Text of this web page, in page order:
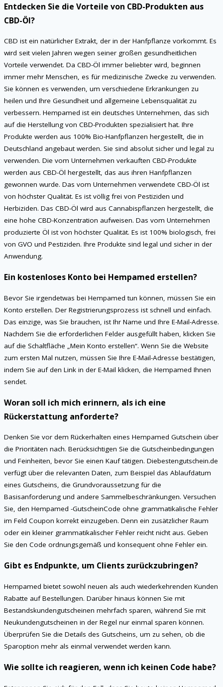
Entdecken Sie die Vorteile von CBD-Produkten aus
CBD-Öl?
CBD ist ein natürlicher Extrakt, der in der Hanfpflanze vorkommt. Es
wird seit vielen Jahren wegen seiner großen gesundheitlichen
Vorteile verwendet. Da CBD-Öl immer beliebter wird, beginnen
immer mehr Menschen, es für medizinische Zwecke zu verwenden.
Sie können es verwenden, um verschiedene Erkrankungen zu
heilen und Ihre Gesundheit und allgemeine Lebensqualität zu
verbessern. Hempamed ist ein deutsches Unternehmen, das sich
auf die Herstellung von CBD-Produkten spezialisiert hat. Ihre
Produkte werden aus 100% Bio-Hanfpflanzen hergestellt, die in
Deutschland angebaut werden. Sie sind absolut sicher und legal zu
verwenden. Die vom Unternehmen verkauften CBD-Produkte
werden aus CBD-Öl hergestellt, das aus ihren Hanfpflanzen
gewonnen wurde. Das vom Unternehmen verwendete CBD-Öl ist
von höchster Qualität. Es ist völlig frei von Pestiziden und
Herbiziden. Das CBD-Öl wird aus Cannabispflanzen hergestellt, die
eine hohe CBD-Konzentration aufweisen. Das vom Unternehmen
produzierte Öl ist von höchster Qualität. Es ist 100% biologisch, frei
von GVO und Pestiziden. Ihre Produkte sind legal und sicher in der
Anwendung.
Ein kostenloses Konto bei Hempamed erstellen?
Bevor Sie irgendetwas bei Hempamed tun können, müssen Sie ein
Konto erstellen. Der Registrierungsprozess ist schnell und einfach.
Das einzige, was Sie brauchen, ist Ihr Name und Ihre E-Mail-Adresse.
Nachdem Sie die erforderlichen Felder ausgefüllt haben, klicken Sie
auf die Schaltfläche „Mein Konto erstellen“. Wenn Sie die Website
zum ersten Mal nutzen, müssen Sie Ihre E-Mail-Adresse bestätigen,
indem Sie auf den Link in der E-Mail klicken, die Hempamed Ihnen
sendet.
Woran soll ich mich erinnern, als ich eine
Rückerstattung anforderte?
Denken Sie vor dem Rückerhalten eines Hempamed Gutschein über
die Prioritäten nach. Berücksichtigen Sie die Gutscheinbedingungen
und Feinheiten, bevor Sie einen Kauf tätigen. Diebestengutschein.de
verfügt über die relevanten Daten, zum Beispiel das Ablaufdatum
eines Gutscheins, die Grundvoraussetzung für die
Basisanforderung und andere Sammelbeschränkungen. Versuchen
Sie, den Hempamed -GutscheinCode ohne grammatikalische Fehler
im Feld Coupon korrekt einzugeben. Denn ein zusätzlicher Raum
oder ein kleiner grammatikalischer Fehler reicht nicht aus. Geben
Sie den Code ordnungsgemäß und konsequent ohne Fehler ein.
Gibt es Endpunkte, um Clients zurückzubringen?
Hempamed bietet sowohl neuen als auch wiederkehrenden Kunden
Rabatte auf Bestellungen. Darüber hinaus können Sie mit
Bestandskundengutscheinen mehrfach sparen, während Sie mit
Neukundengutscheinen in der Regel nur einmal sparen können.
Überprüfen Sie die Details des Gutscheins, um zu sehen, ob die
Sparoption mehr als einmal verwendet werden kann.
Wie sollte ich reagieren, wenn ich keinen Code habe?